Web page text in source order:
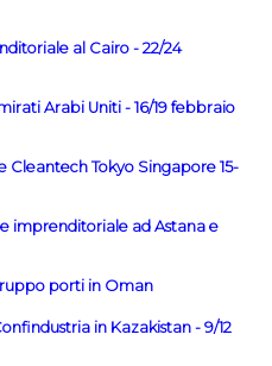
al Cairo - 22/24
Arabi Uniti - 16/19 febbraio
Cleantech Tokyo Singapore 15-
imprenditoriale ad Astana e
porti in Oman
in Kazakistan - 9/12